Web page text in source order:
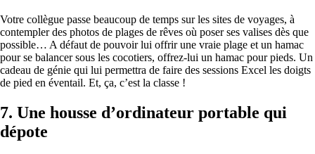
Votre collègue passe beaucoup de temps sur les sites de voyages, à
contempler des photos de plages de rêves où poser ses valises dès que
possible… A défaut de pouvoir lui offrir une vraie plage et un hamac
pour se balancer sous les cocotiers, offrez-lui un hamac pour pieds. Un
cadeau de génie qui lui permettra de faire des sessions Excel les doigts
de pied en éventail. Et, ça, c’est la classe !
7. Une housse d’ordinateur portable qui
dépote